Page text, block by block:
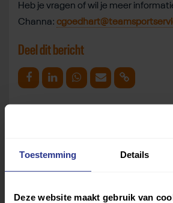
Toestemming Details
Deze website maakt gebruik van
Heb je vragen of wil je meer
Channa:
Deel dit bericht
Deel op Facebook
Deel op LinkedinDeel op Whatsapp
Mail link Kopieer link